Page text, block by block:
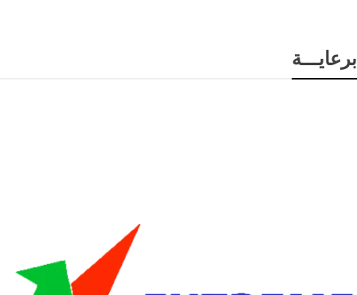
برعايـــة